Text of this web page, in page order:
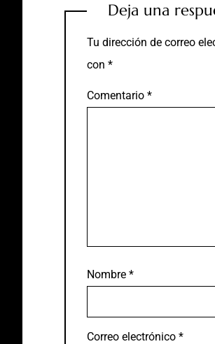
Deja una
Tu dirección de correo
con *
Comentario *
Nombre *
Correo electrónico *